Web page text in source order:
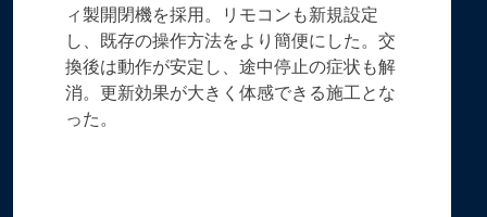
ィ製開閉機を採用。リモコンも新規設定
し、既存の操作方法をより簡便にした。交
換後は動作が安定し、途中停止の症状も解
消。更新効果が大きく体感できる施工とな
った。